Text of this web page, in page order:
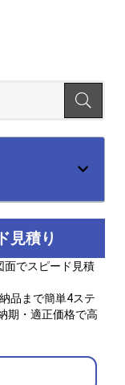
見積り
面でスピード見積
品まで簡単4ステ
期・適正価格で高